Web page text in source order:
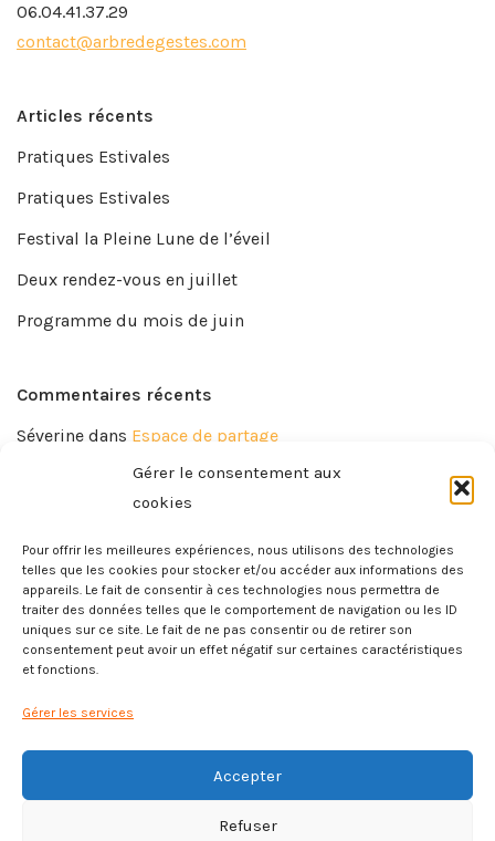
Gérer le consentement aux
cookies
Pour offrir les meilleures expériences, nous utilisons des technologies
telles que les cookies pour stocker et/ou accéder aux informations des
appareils. Le fait de consentir à ces technologies nous permettra de
traiter des données telles que le comportement de navigation ou les ID
uniques sur ce site. Le fait de ne pas consentir ou de retirer son
consentement peut avoir un effet négatif sur certaines caractéristiques
et fonctions.
Gérer les services
Accepter
Refuser
06.04.41.37.29
contact@arbredegestes.com
Articles récents
Pratiques Estivales
Pratiques Estivales
Festival la Pleine Lune de l’éveil
Deux rendez-vous en juillet
Programme du mois de juin
Commentaires récents
Séverine dans Espace de partage
Espace de partage
Rose-Marie dansEspace de partage
DelphinedansEspace de partage